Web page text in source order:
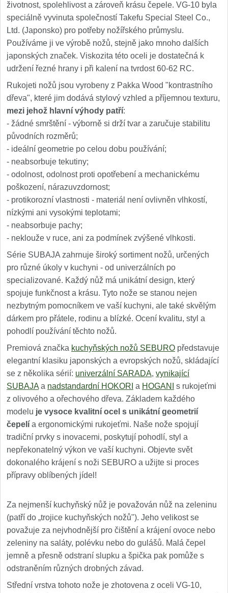
životnost, spolehlivost a zároveň krásu čepele. VG-10 byla
speciálně vyvinuta společností Takefu Special Steel Co.,
Ltd. (Japonsko) pro potřeby nožířského průmyslu.
Používáme ji ve výrobě nožů, stejně jako mnoho dalších
japonských značek. Viskozita této oceli je dostatečná k
udržení řezné hrany i při kalení na tvrdost 60-62 RC.
Rukojeti nožů jsou vyrobeny z Pakka Wood "kontrastního
dřeva", které jim dodává stylový vzhled a příjemnou texturu,
mezi jehož hlavní výhody patří:
- žádné smrštění - výborně si drží tvar a zaručuje stabilitu
původních rozměrů;
- ideální geometrie po celou dobu používání;
- neabsorbuje tekutiny;
- odolnost, odolnost proti opotřebení a mechanickému
poškození, nárazuvzdornost;
- protikorozní vlastnosti - materiál není ovlivněn vlhkostí,
nízkými ani vysokými teplotami;
- neabsorbuje pachy;
- neklouže v ruce, ani za podmínek zvýšené vlhkosti.
Série SUBAJA zahrnuje široký sortiment nožů, určených
pro různé úkoly v kuchyni - od univerzálních po
specializované. Každý nůž má unikátní design, který
spojuje funkčnost a krásu. Tyto nože se stanou nejen
nezbytným pomocníkem ve vaší kuchyni, ale také skvělým
dárkem pro přátele, rodinu a blízké. Ocení kvalitu, styl a
pohodlí používání těchto nožů.
Premiová značka kuchyňských nožů SEBURO představuje
elegantní klasiku japonských a evropských nožů, skládající
se z několika sérií: univerzální SARADA, vynikající
SUBAJA a nadstandardní HOKORI a HOGANI
s rukojeťmi
z olivového a ořechového dřeva. Základem každého
modelu je vysoce kvalitní ocel s unikátní geometrií
čepelí a ergonomickými rukojeťmi. Naše nože spojují
tradiční prvky s inovacemi, poskytují pohodlí, styl a
nepřekonatelný výkon ve vaší kuchyni. Objevte svět
dokonalého krájení s noži SEBURO a užijte si proces
přípravy oblíbených jídel!
Za nejmenší kuchyňský nůž je považován nůž na zeleninu
(patří do „trojice kuchyňských nožů"). Jeho velikost se
považuje za nejvhodnější pro čištění a krájení ovoce nebo
zeleniny na saláty, polévku nebo do gulášů. Malá čepel
jemně a přesně odstraní slupku a špička pak pomůže s
odstraněním různých drobných závad.
Střední vrstva tohoto nože je zhotovena z oceli VG-10,